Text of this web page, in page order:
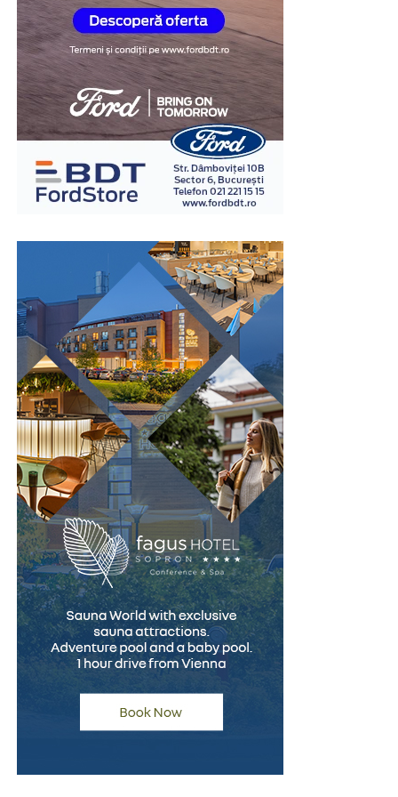
Pe măsură ce tehnologia evoluează, VerdictLine își
propune să devină un standard global în domeniul
digitalizării justiției, sprijinind o practică juridică mai
rapidă, mai accesibilă și mai precisă. Adoptarea pe scară
largă a unor soluții de acest tip va transforma modul în
care se administrează justiția, oferind profesioniștilor și
cetățenilor o experiență mult mai bună și mai eficientă.
Descoperă platforma la
www.verdictline.com
https://app.verdictline.com/login
fiecare etapă în detaliu.
Empatie și înțelegere: Înțeleg stresul asociat
problemelor juridice și mă asigur că te simți
susținut.
Rezultate concrete: Mă implic în fiecare caz pentru
a obține cele mai bune soluții.
Hai să discutăm cazul tău!
Dacă ai nevoie de ajutor juridic, sunt aici pentru tine.
mai bune opțiuni. Indiferent de natura problemei tale,
scopul meu este să îți ofer liniștea și siguranța de care ai
nevoie.
Contactează-măacum și hai să lucrăm împreună pentru
a găsi soluția ideală pentru cazul tău. Cu sprijinul meu,
vei avea parte de o reprezentare dedicată și de rezultate
pe măsura așteptărilor tale.